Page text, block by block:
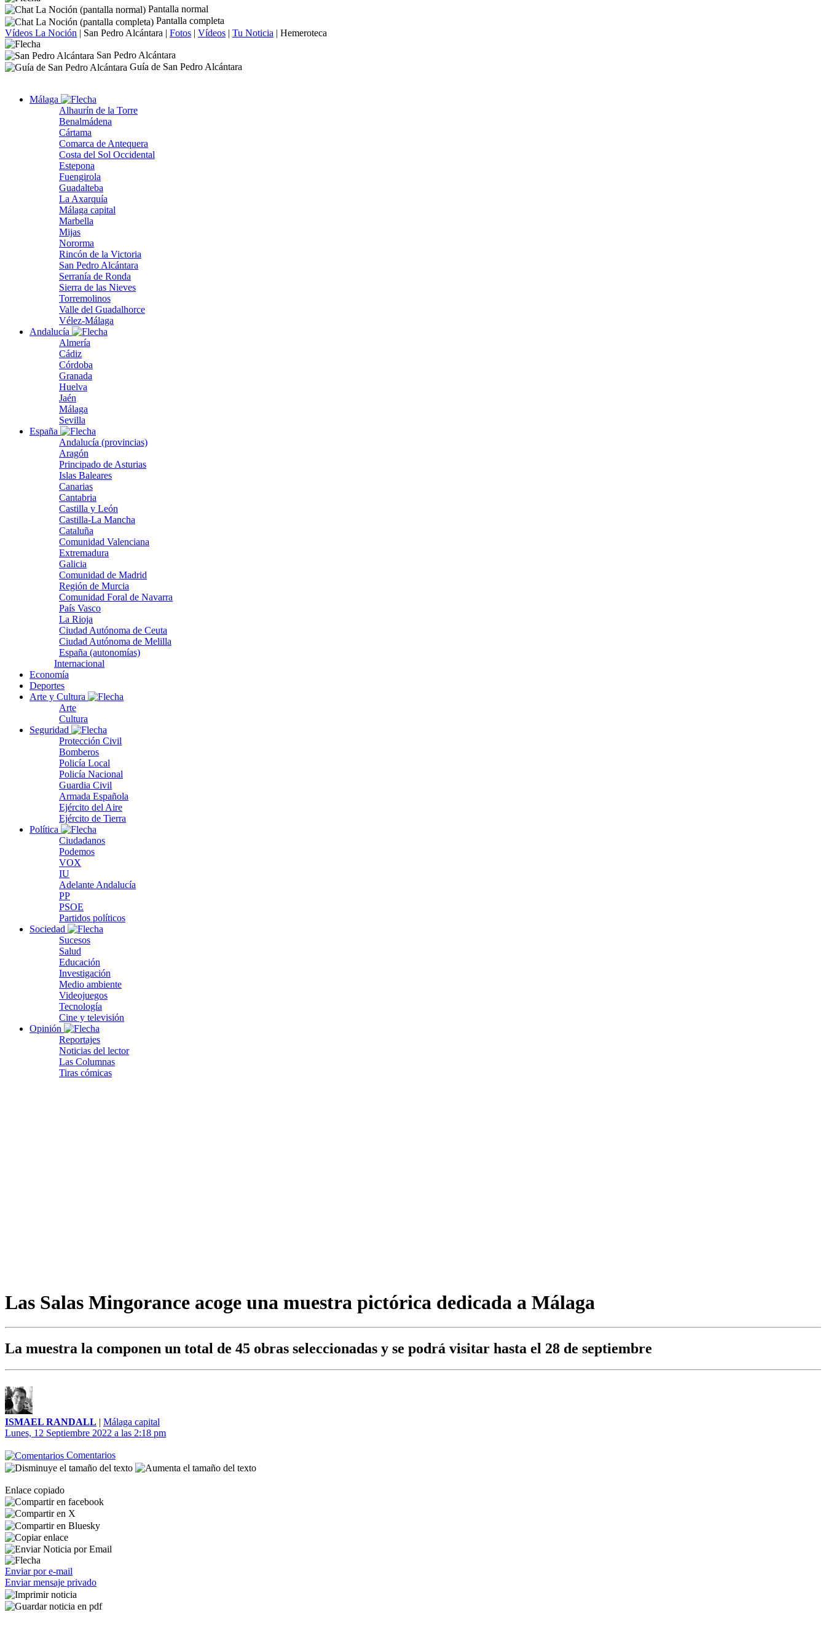
Pantalla normal
Pantalla completa
Vídeos La Noción | San Pedro Alcántara | Fotos | Vídeos | Tu Noticia | Hemeroteca
San Pedro Alcántara
Guía de San Pedro Alcántara
Málaga
Alhaurín de la Torre
Benalmádena
Cártama
Comarca de Antequera
Costa del Sol Occidental
Estepona
Fuengirola
Guadalteba
La Axarquía
Málaga capital
Marbella
Mijas
Nororma
Rincón de la Victoria
San Pedro Alcántara
Serranía de Ronda
Sierra de las Nieves
Torremolinos
Valle del Guadalhorce
Vélez-Málaga
Andalucía
Almería
Cádiz
Córdoba
Granada
Huelva
Jaén
Málaga
Sevilla
España
Andalucía (provincias)
Aragón
Principado de Asturias
Islas Baleares
Canarias
Cantabria
Castilla y León
Castilla-La Mancha
Cataluña
Comunidad Valenciana
Extremadura
Galicia
Comunidad de Madrid
Región de Murcia
Comunidad Foral de Navarra
País Vasco
La Rioja
Ciudad Autónoma de Ceuta
Ciudad Autónoma de Melilla
España (autonomías)
Internacional
Economía
Deportes
Arte y Cultura
Arte
Cultura
Seguridad
Protección Civil
Bomberos
Policía Local
Policía Nacional
Guardia Civil
Armada Española
Ejército del Aire
Ejército de Tierra
Política
Ciudadanos
Podemos
VOX
IU
Adelante Andalucía
PP
PSOE
Partidos políticos
Sociedad
Sucesos
Salud
Educación
Investigación
Medio ambiente
Videojuegos
Tecnología
Cine y televisión
Opinión
Reportajes
Noticias del lector
Las Columnas
Tiras cómicas
Las Salas Mingorance acoge una muestra pictórica dedicada a Málaga
La muestra la componen un total de 45 obras seleccionadas y se podrá visitar hasta el 28 de septiembre
ISMAEL RANDALL | Málaga capital
Lunes, 12 Septiembre 2022 a las 2:18 pm
Comentarios
Enlace copiado
Enviar por e-mail
Enviar mensaje privado